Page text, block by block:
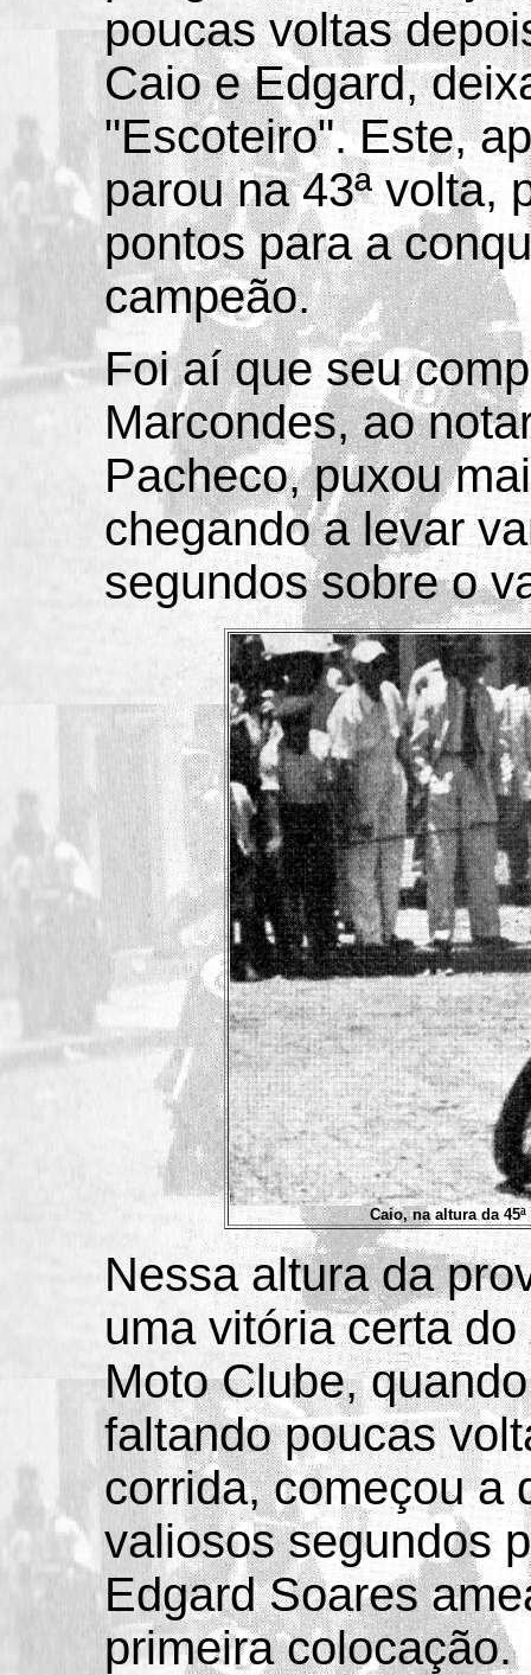
poucas voltas
Caio e Edgard,
"Escoteiro". Este,
parou na 43ª volta,
pontos para a
campeão.
Foi aí que seu
Marcondes, ao
Pacheco, puxou
chegando a levar
segundos sobre o
Caio, na altura da
Nessa altura da
uma vitória certa
Moto Clube,
faltando poucas
corrida, começou a
valiosos segundos
Edgard Soares
primeira colocação.